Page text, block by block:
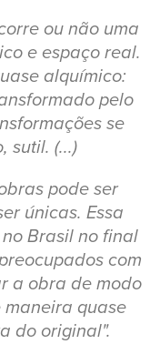
ou não uma
e espaço real.
alquímico:
pelo
se
sutil. (...)
pode ser
únicas. Essa
Brasil no final
com
a obra de modo
maneira quase
do original".